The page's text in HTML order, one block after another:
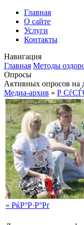
Главная
О сайте
Услуги
Контакты
Навигация
Главная Методы
Опросы
Активных опросов на
Медиа-архив » Р
« РќР°Р·Р°Рґ